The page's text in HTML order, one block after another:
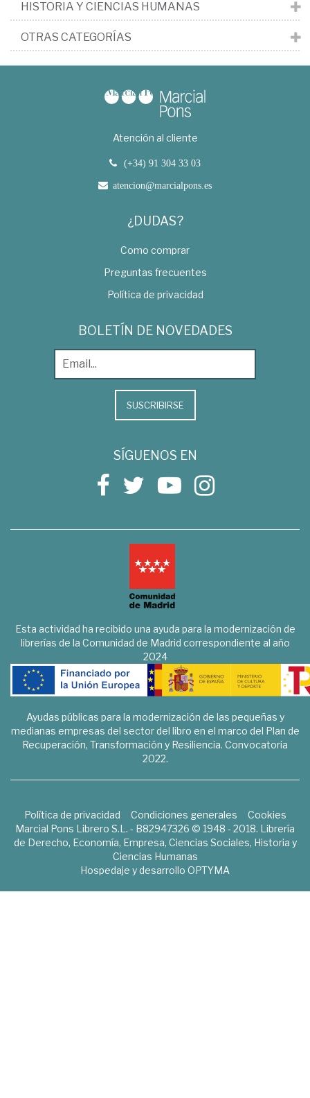
HISTORIA Y CIENCIAS HUMANAS
OTRAS CATEGORÍAS
Atención al cliente
(+34) 91 304 33 03
atencion@marcialpons.es
¿DUDAS?
Como comprar
Preguntas frecuentes
Política de privacidad
BOLETÍN DE NOVEDADES
SUSCRIBIRSE
SÍGUENOS EN
Esta actividad ha recibido una ayuda para la modernización de
librerías de la Comunidad de Madrid correspondiente al año
2024
Ayudas públicas para la modernización de las pequeñas y
medianas empresas del sector del libro en el marco del Plan de
Recuperación, Transformación y Resiliencia. Convocatoria
2022.
Política de privacidad Condiciones generales
Cookies
Marcial Pons Librero S.L. - B82947326 © 1948 - 2018. Librería
de Derecho, Economía, Empresa, Ciencias Sociales, Historia y
Ciencias Humanas
Hospedaje y desarrollo OPTYMA